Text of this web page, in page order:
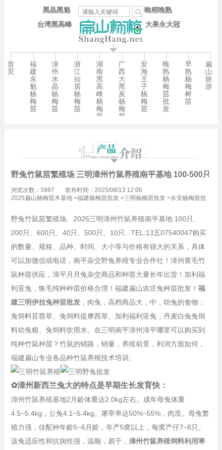
台湾黑高峰
晚稻晚熟
大果永大冠
黑晶黑魁
首
页
福
建
东
魁
杨
梅
苗
漳
州
水
晶
杨
梅
苗
浙
江
仙
居
杨
梅
苗
湖
南
黑
高
峰
杨
梅
苗
广
西
大
黑
炭
杨
梅
苗
安
海
王
子
杨
梅
苗
晚
熟
杨
梅
苗
批
发
早
熟
杨
梅
树
苗
扁
山
旅
游
野兔竹鼠苗繁殖场 三明漳州竹鼠养殖南平基地 100-500只
浏览次数：5997
发布时间：2025/08/13 12:00
2025扁山杨梅苗木基地>福建杨梅苗批发>三明杨梅苗批发>永安杨梅苗批
野兔竹鼠苗繁殖场、2025三明漳州竹鼠养殖南平基地 100只、
200只、 600只、 40只、 500只、 10只...TEL:13五07540047购买
的数量、规格、品种、时间、大小等与价格有很大的关系，具体
可以加微信或电话， 南平杂交野兔养殖专业合作社！漳州黄毛竹
鼠种苗供应，漳平月月兔杂交商品和种苗大量长年出货！加利福
利亚兔，恢毛纯种种苗价格合理！福建扁山农庄兔种苗批发！ 福
建三明伊拉兔种苗批发，肉兔，高档商品大，中，幼兔的食物：
兔饲料苜蓿草、兔饲料提摩西草、加利福利亚兔，丹麦白兔兔饲
料幼兔粮、兔饲料饮用水。在三明南平漳州漳平哪里可以购买到
纯种竹鼠种苗？竹鼠的销路，销量，养殖前景，利润方面如何，
福建扁山专业各品种竹鼠养殖技术培训。
✿漳州新西兰兔大的特点是早期生长发育快：
漳州竹鼠养殖基地2月龄体重达2.0kg左右。成年母兔体重
4.5~5.4kg，公兔4.1~5.4kg。屠宰率达50%~55%，肉质。母兔繁
殖力强，佳配种年龄5~6月龄，年产5窝以上，每窝产仔7~8只。
该兔适应性和抗病性强，温顺，易于， 漳州竹鼠养殖饲料利用率